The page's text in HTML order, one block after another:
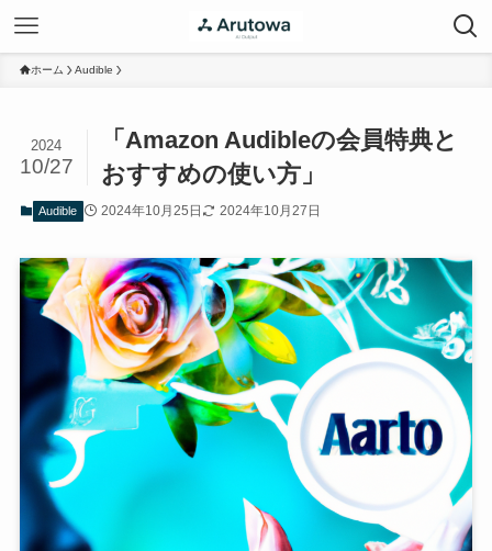
ホーム Audible
「Amazon Audibleの会員特典と
おすすめの使い方」
2024
10/27
Audible 2024年10月25日 2024年10月27日